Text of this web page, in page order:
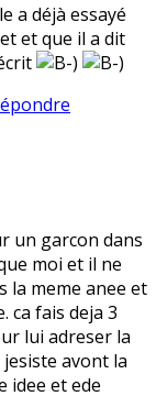
a déjà essayé
et que il a dit
un garcon dans
moi et il ne
la meme anee et
ca fais deja 3
lui adreser la
avont la
idee et ede